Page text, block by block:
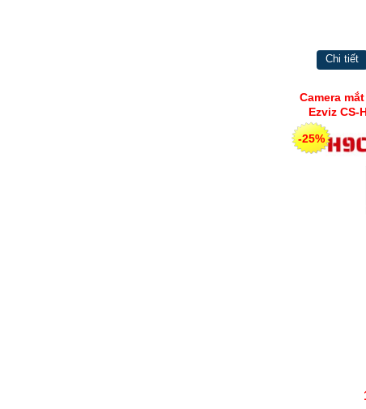
Chi tiết
Camera
Ezviz CS-
-25%